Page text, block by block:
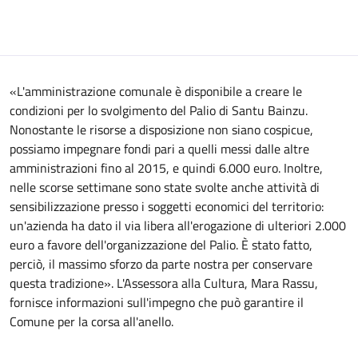
«L'amministrazione comunale è disponibile a creare le
condizioni per lo svolgimento del Palio di Santu Bainzu.
Nonostante le risorse a disposizione non siano cospicue,
possiamo impegnare fondi pari a quelli messi dalle altre
amministrazioni fino al 2015, e quindi 6.000 euro. Inoltre,
nelle scorse settimane sono state svolte anche attività di
sensibilizzazione presso i soggetti economici del territorio:
un'azienda ha dato il via libera all'erogazione di ulteriori 2.000
euro a favore dell'organizzazione del Palio. È stato fatto,
perciò, il massimo sforzo da parte nostra per conservare
questa tradizione». L'Assessora alla Cultura, Mara Rassu,
fornisce informazioni sull'impegno che può garantire il
Comune per la corsa all'anello.